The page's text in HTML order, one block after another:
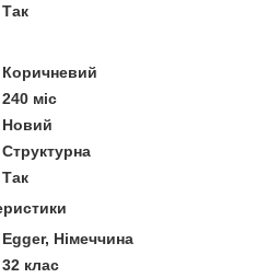
Так
Коричневий
240 міс
Новий
Структурна
Так
Egger, Німеччина
32 клас